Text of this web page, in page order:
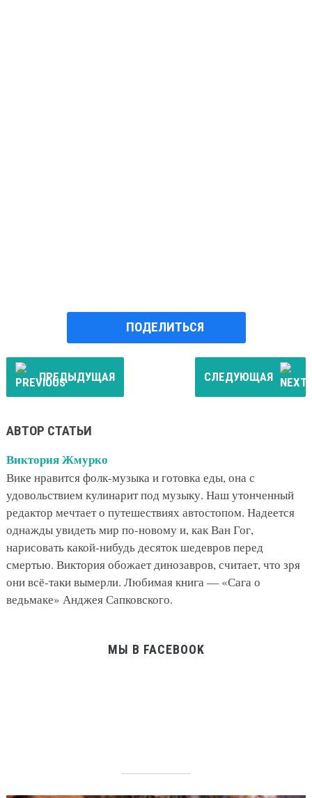
ПОДЕЛИТЬСЯ
ПРЕДЫДУЩАЯ СЛЕДУЮЩАЯ
АВТОР СТАТЬИ
Виктория Жмурко
Вике нравится фолк-музыка и готовка еды, она с
удовольствием кулинарит под музыку. Наш утонченный
редактор мечтает о путешествиях автостопом. Надеется
однажды увидеть мир по-новому и, как Ван Гог,
нарисовать какой-нибудь десяток шедевров перед
смертью. Виктория обожает динозавров, считает, что зря
они всё-таки вымерли. Любимая книга — «Сага о
ведьмаке» Анджея Сапковского.
МЫ В FACEBOOK